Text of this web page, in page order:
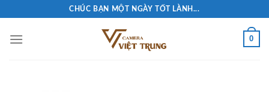
content
CHÚC BẠN MỘT NGÀY TỐT LÀNH...
0